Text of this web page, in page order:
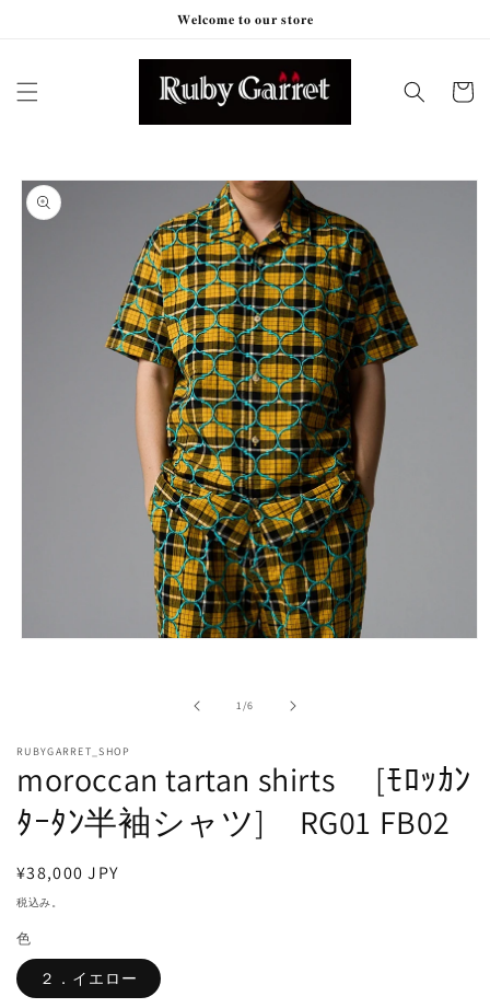
𝐖𝐞𝐥𝐜𝐨𝐦𝐞 𝐭𝐨 𝐨𝐮𝐫 𝐬𝐭𝐨𝐫𝐞
ー
商品情
報にス
キップ
メ
ィ
(1)
を
く
1/の
6
RUBYGARRET_SHOP
moroccan tartan shirts [ﾓﾛｯｶﾝ
ﾀｰﾀﾝ半袖シャツ] RG01 FB02
通
常
格
¥38,000 JPY
税込み。
色
２．イエロー